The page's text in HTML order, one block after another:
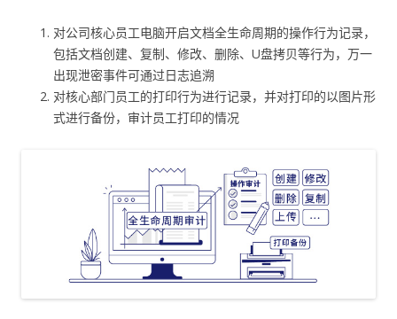
对公司核心员工电脑开启文档全生命周期的操作行为记录，
包括文档创建、复制、修改、删除、U盘拷贝等行为，万一
出现泄密事件可通过日志追溯
对核心部门员工的打印行为进行记录，并对打印的以图片形
式进行备份，审计员工打印的情况